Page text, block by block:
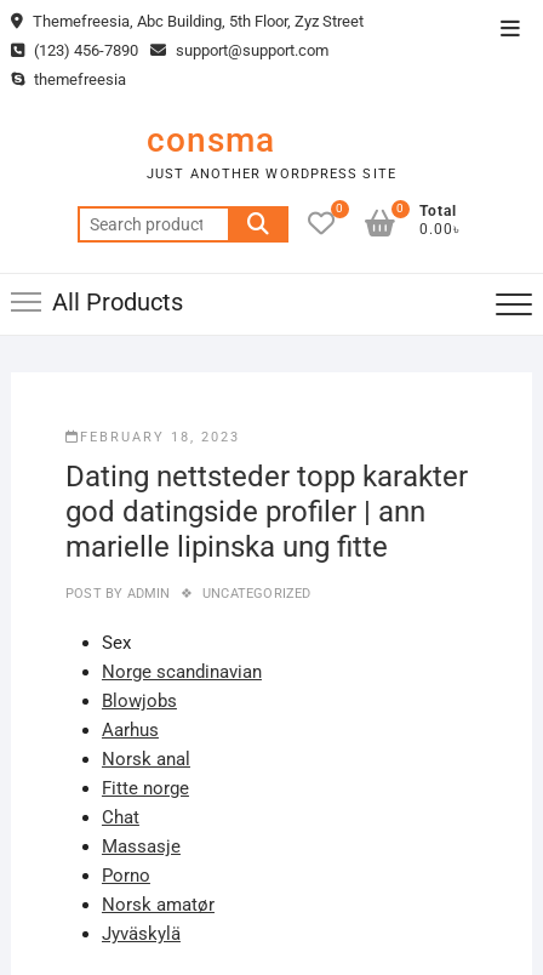
Skip
to
content
Themefreesia, Abc Building, 5th Floor, Zyz Street
(123) 456-7890
support@support.com
themefreesia
consma
JUST ANOTHER WORDPRESS SITE
Search
for:
0
Total
0.00৳
0
All Products
FEBRUARY 18, 2023
Dating nettsteder topp karakter
god datingside profiler | ann
marielle lipinska ung fitte
POST BY ADMIN UNCATEGORIZED
Sex
Norge scandinavian
Blowjobs
Aarhus
Norsk anal
Fitte norge
Chat
Massasje
Porno
Norsk amatør
Jyväskylä